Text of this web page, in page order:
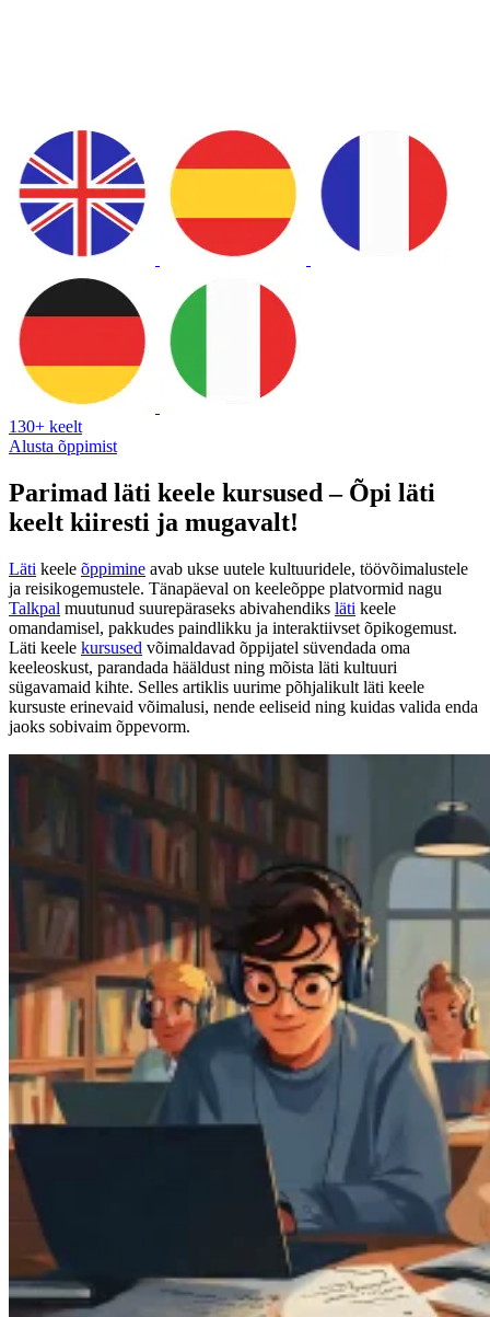
130+ keelt
Alusta õppimist
Parimad läti keele kursused – Õpi läti
keelt kiiresti ja mugavalt!
Läti keele õppimine avab ukse uutele kultuuridele, töövõimalustele
ja reisikogemustele. Tänapäeval on keeleõppe platvormid nagu
Talkpal muutunud suurepäraseks abivahendiks läti keele
omandamisel, pakkudes paindlikku ja interaktiivset õpikogemust.
Läti keele kursused võimaldavad õppijatel süvendada oma
keeleoskust, parandada hääldust ning mõista läti kultuuri
sügavamaid kihte. Selles artiklis uurime põhjalikult läti keele
kursuste erinevaid võimalusi, nende eeliseid ning kuidas valida enda
jaoks sobivaim õppevorm.